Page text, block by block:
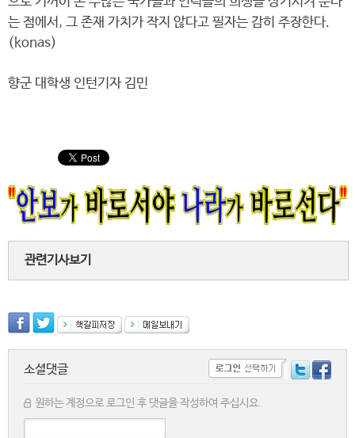
는 점에서, 그 존재 가치가 작지 않다고 필자는 감히 주장한다.
(konas)
향군 대학생 인턴기자 김민
관련기사보기
소셜댓글
원하는 계정으로 로그인 후 댓글을 작성하여 주십시요.